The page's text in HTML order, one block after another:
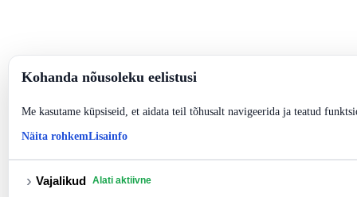
Kohanda nõusoleku eelistusi
Me kasutame küpsiseid, et aidata teil tõhusalt navigeerida ja teatud
Näita rohkemLisainfo
› Vajalikud Alati aktiivne